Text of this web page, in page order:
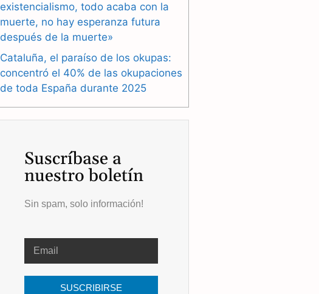
existencialismo, todo acaba con la
muerte, no hay esperanza futura
después de la muerte»
Cataluña, el paraíso de los okupas:
concentró el 40% de las okupaciones
de toda España durante 2025
Suscríbase a
nuestro boletín
Sin spam, solo información!
SUSCRIBIRSE